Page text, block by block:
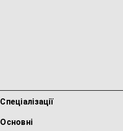
Спеціалізації
Основні